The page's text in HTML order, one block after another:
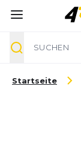
Startseite